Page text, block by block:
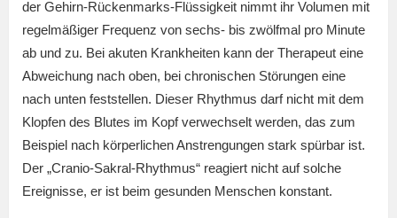
der Gehirn-Rückenmarks-Flüssigkeit nimmt ihr Volumen mit
regelmäßiger Frequenz von sechs- bis zwölfmal pro Minute
ab und zu. Bei akuten Krankheiten kann der Therapeut eine
Abweichung nach oben, bei chronischen Störungen eine
nach unten feststellen. Dieser Rhythmus darf nicht mit dem
Klopfen des Blutes im Kopf verwechselt werden, das zum
Beispiel nach körperlichen Anstrengungen stark spürbar ist.
Der „Cranio-Sakral-Rhythmus“ reagiert nicht auf solche
Ereignisse, er ist beim gesunden Menschen konstant.